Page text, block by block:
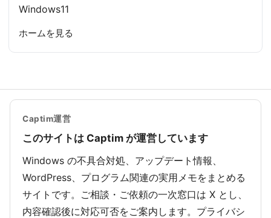
Windows11
ホームを見る
Captim運営
このサイトは Captim が運営しています
Windows の不具合対処、アップデート情報、
WordPress、プログラム関連の実用メモをまとめる
サイトです。ご相談・ご依頼の一次窓口は X とし、
内容確認後に対応可否をご案内します。プライバシ